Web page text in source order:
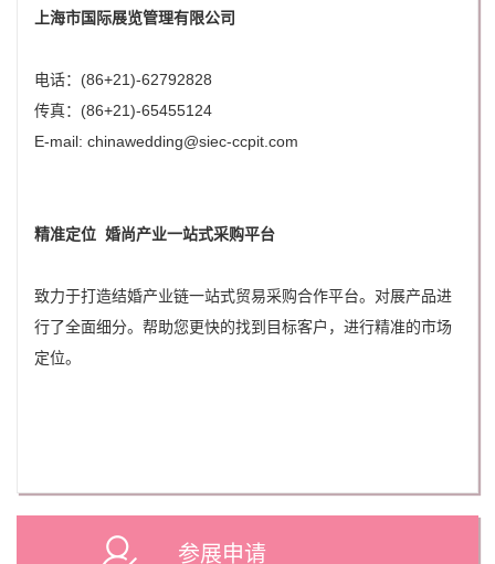
上海市国际展览管理有限公司
电话：(86+21)-62792828
传真：(86+21)-65455124
E-mail: chinawedding@siec-ccpit.com
精准定位 婚尚产业一站式采购平台
致力于打造结婚产业链一站式贸易采购合作平台。对展产品进
行了全面细分。帮助您更快的找到目标客户，进行精准的市场
定位。
参展申请